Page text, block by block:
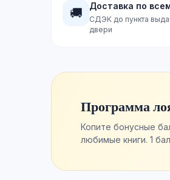
🚚 Доставка по
СДЭК до пункта
двери
Программа
Копите бонусные
любимые книги. 1